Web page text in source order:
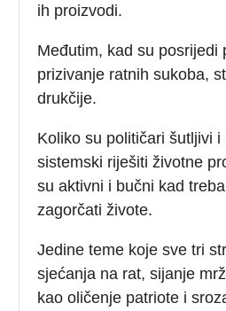
ih proizvodi.
Međutim, kad su posrijedi
prizivanje ratnih sukoba,
drukčije.
Koliko su političari šutljivi
sistemski riješiti životne
su aktivni i bučni kad
zagorčati živote.
Jedine teme koje sve tri
sjećanja na rat, sijanje
kao oličenje patriote i